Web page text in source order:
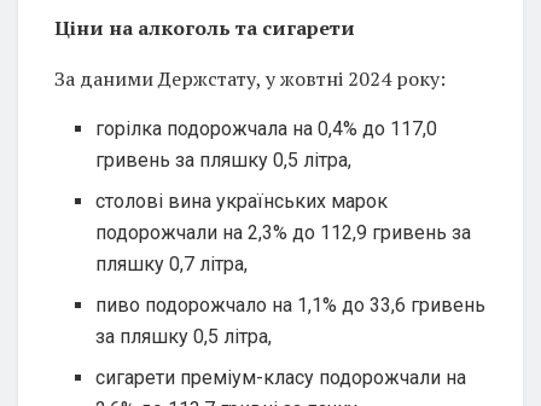
Ціни на алкоголь та сигарети
За даними Держстату, у жовтні 2024 року:
горілка подорожчала на 0,4% до 117,0
гривень за пляшку 0,5 літра,
столові вина українських марок
подорожчали на 2,3% до 112,9 гривень за
пляшку 0,7 літра,
пиво подорожчало на 1,1% до 33,6 гривень
за пляшку 0,5 літра,
сигарети преміум-класу подорожчали на